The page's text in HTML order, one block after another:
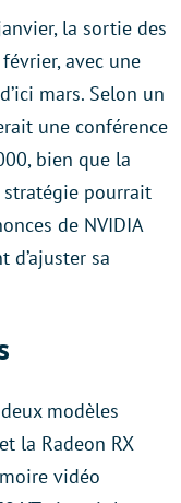
la sortie des
avec une
mars. Selon un
une conférence
bien que la
stratégie pourrait
de NVIDIA
d’ajuster sa
modèles
la Radeon RX
vidéo